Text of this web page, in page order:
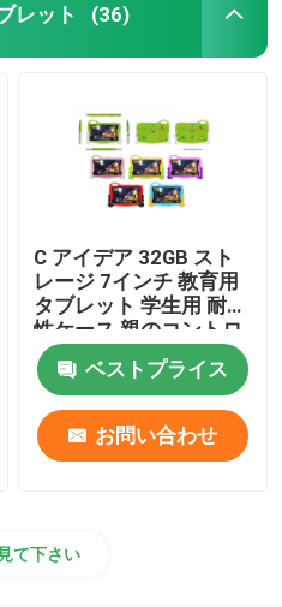
レット (36)
C アイデア 32GB スト
レージ 7インチ 教育用
タブレット 学生用 耐久
性ケース 親のコントロ
ール CM78-ピンク
ベストプライス
お問い合わせ
て下さい